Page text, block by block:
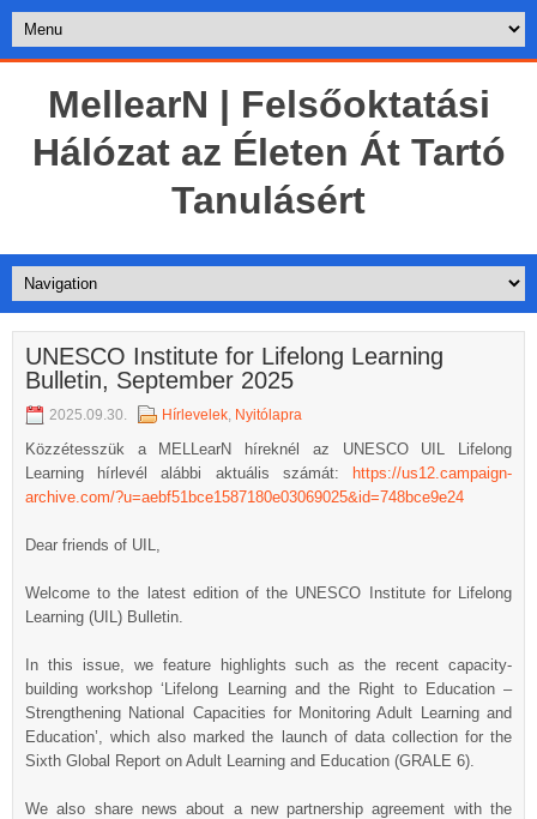
MellearN | Felsőoktatási
Hálózat az Életen Át Tartó
Tanulásért
UNESCO Institute for Lifelong Learning
Bulletin, September 2025
2025.09.30. Hírlevelek, Nyitólapra
Közzétesszük a MELLearN híreknél az UNESCO UIL Lifelong
Learning hírlevél alábbi aktuális számát:
https://us12.campaign-
archive.com/?u=aebf51bce1587180e03069025&id=748bce9e24
Dear friends of UIL,
Welcome to the latest edition of the UNESCO Institute for Lifelong
Learning (UIL) Bulletin.
In this issue, we feature highlights such as the recent capacity-
building workshop ‘Lifelong Learning and the Right to Education –
Strengthening National Capacities for Monitoring Adult Learning and
Education’, which also marked the launch of data collection for the
Sixth Global Report on Adult Learning and Education (GRALE 6).
We also share news about a new partnership agreement with the